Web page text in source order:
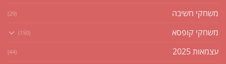
משחקי חשיבה (29)
משחקי קופסא (150)
עצמאות 2025 (44)